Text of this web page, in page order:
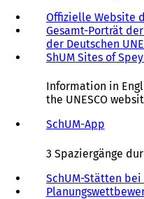
Offizielle Website
Gesamt-Porträt
der Deutschen
ShUM Sites of
Information in
the UNESCO
SchUM-App
f
n
e
3 Spaziergänge
SchUM-Stätten